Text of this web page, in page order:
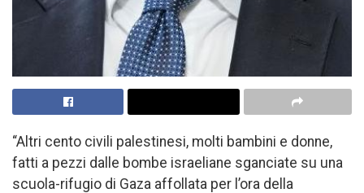
“Altri cento civili palestinesi, molti bambini e donne,
fatti a pezzi dalle bombe israeliane sganciate su una
scuola-rifugio di Gaza affollata per l’ora della